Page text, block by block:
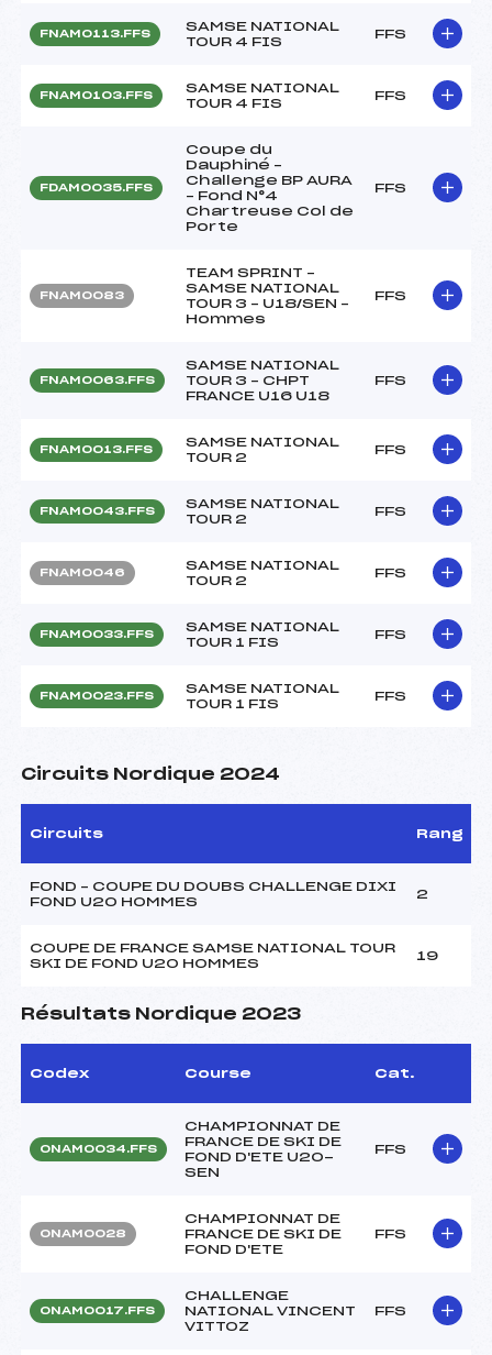
FNAM0113.FFS
SAMSE NATIONAL
TOUR 4 FIS
FFS
FNAM0103.FFS
SAMSE NATIONAL
TOUR 4 FIS
FFS
FDAM0035.FFS
Coupe du
Dauphiné –
Challenge BP AURA
– Fond N°4
Chartreuse Col de
Porte
FFS
FNAM0083
TEAM SPRINT –
SAMSE NATIONAL
TOUR 3 – U18/SEN –
Hommes
FFS
FNAM0063.FFS
SAMSE NATIONAL
TOUR 3 – CHPT
FRANCE U16 U18
FFS
FNAM0013.FFS
SAMSE NATIONAL
TOUR 2
FFS
FNAM0043.FFS
SAMSE NATIONAL
TOUR 2
FFS
FNAM0046
SAMSE NATIONAL
TOUR 2
FFS
FNAM0033.FFS
SAMSE NATIONAL
TOUR 1 FIS
FFS
FNAM0023.FFS
SAMSE NATIONAL
TOUR 1 FIS
FFS
Circuits Nordique 2024
Circuits Rang
FOND – COUPE DU DOUBS CHALLENGE DIXI
FOND U20 HOMMES
2
COUPE DE FRANCE SAMSE NATIONAL TOUR
SKI DE FOND U20 HOMMES
19
Résultats Nordique 2023
Codex Course Cat.
ONAM0034.FFS
CHAMPIONNAT DE
FRANCE DE SKI DE
FOND D'ETE U20-
SEN
FFS
ONAM0028
CHAMPIONNAT DE
FRANCE DE SKI DE
FOND D'ETE
FFS
ONAM0017.FFS
CHALLENGE
NATIONAL VINCENT
VITTOZ
FFS